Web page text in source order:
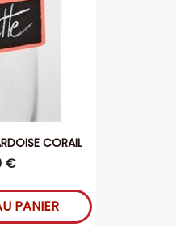
CORAIL
€
PANIER